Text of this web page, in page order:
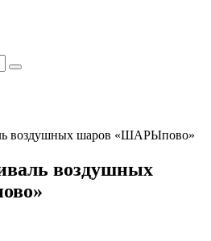
воздушных шаров «ШАРЫпово»
воздушных